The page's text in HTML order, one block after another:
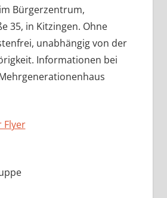
Bürgerzentrum,
35, in Kitzingen. Ohne
unabhängig von der
Informationen bei
Flyer